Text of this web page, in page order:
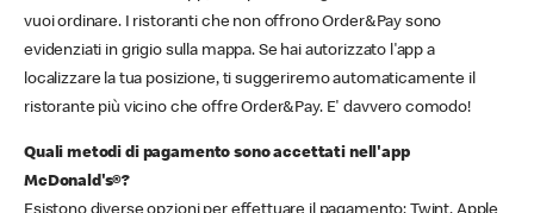
vuoi ordinare. I ristoranti che non offrono Order&Pay sono
evidenziati in grigio sulla mappa. Se hai autorizzato l'app a
localizzare la tua posizione, ti suggeriremo automaticamente il
ristorante più vicino che offre Order&Pay. E' davvero comodo!
Quali metodi di pagamento sono accettati nell'app
McDonald's®?